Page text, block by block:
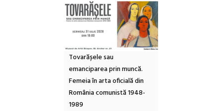
Tovarășele sau
emanciparea prin muncă.
Femeia în arta oficială din
România comunistă 1948-
1989